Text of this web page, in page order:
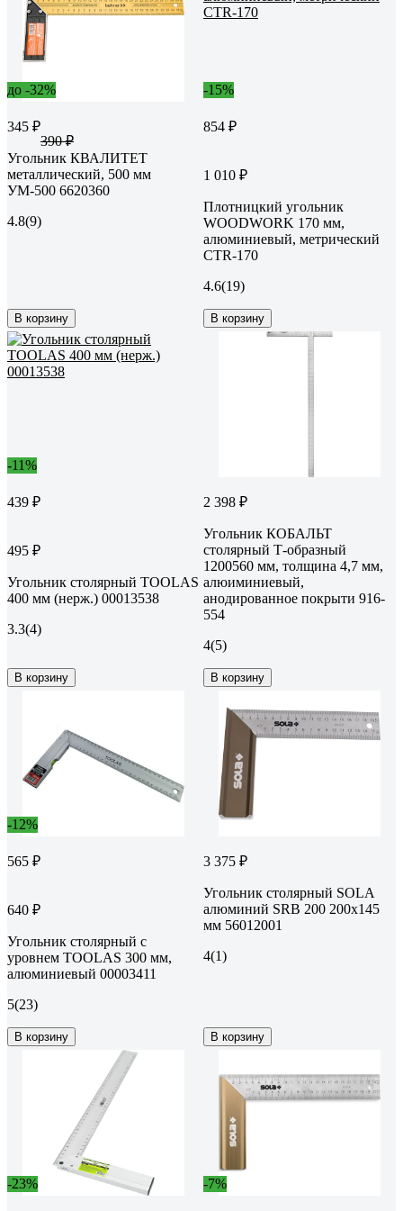
до -32%
345 ₽
390 ₽
Угольник КВАЛИТЕТ
металлический, 500 мм
УМ-500 6620360
4.8(9)
В корзину
-15%
854 ₽
1 010 ₽
Плотницкий угольник
WOODWORK 170 мм,
алюминиевый, метрический
CTR-170
4.6(19)
В корзину
-11%
439 ₽
495 ₽
Угольник столярный TOOLAS
400 мм (нерж.) 00013538
3.3(4)
В корзину
2 398 ₽
Угольник КОБАЛЬТ
столярный Т-образный
1200560 мм, толщина 4,7 мм,
алюиминиевый,
анодированное покрыти 916-
554
4(5)
В корзину
-12%
565 ₽
640 ₽
Угольник столярный с
уровнем TOOLAS 300 мм,
алюминиевый 00003411
5(23)
В корзину
3 375 ₽
Угольник столярный SOLA
алюминий SRB 200 200x145
мм 56012001
4(1)
В корзину
-23% -7%